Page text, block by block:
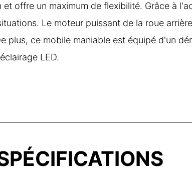
offre un maximum de flexibilité. Grâce à
Le moteur puissant de la roue
ce mobile maniable est équipé d'un
LED.